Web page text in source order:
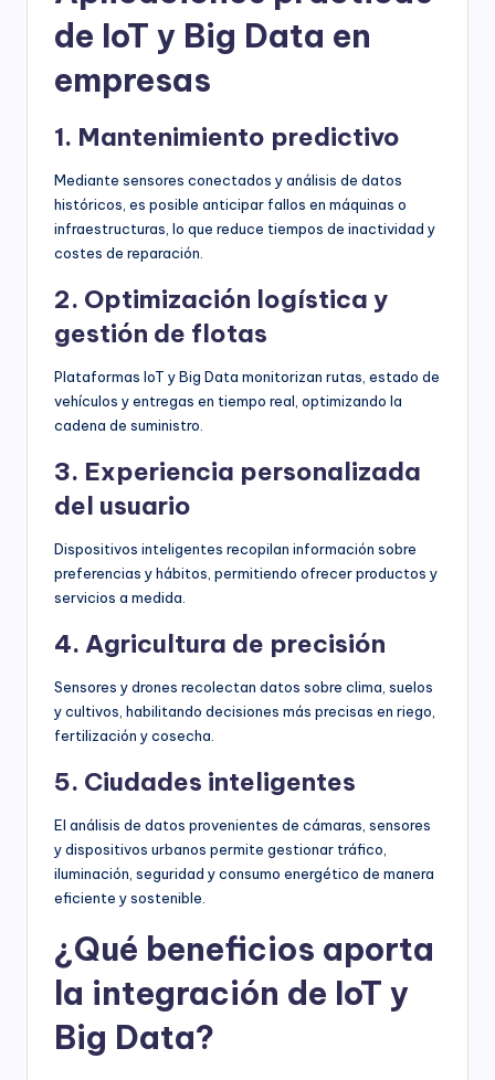
de IoT y Big Data en
empresas
1. Mantenimiento predictivo
Mediante sensores conectados y análisis de datos
históricos, es posible anticipar fallos en máquinas o
infraestructuras, lo que reduce tiempos de inactividad y
costes de reparación.
2. Optimización logística y
gestión de flotas
Plataformas IoT y Big Data monitorizan rutas, estado de
vehículos y entregas en tiempo real, optimizando la
cadena de suministro.
3. Experiencia personalizada
del usuario
Dispositivos inteligentes recopilan información sobre
preferencias y hábitos, permitiendo ofrecer productos y
servicios a medida.
4. Agricultura de precisión
Sensores y drones recolectan datos sobre clima, suelos
y cultivos, habilitando decisiones más precisas en riego,
fertilización y cosecha.
5. Ciudades inteligentes
El análisis de datos provenientes de cámaras, sensores
y dispositivos urbanos permite gestionar tráfico,
iluminación, seguridad y consumo energético de manera
eficiente y sostenible.
¿Qué beneficios aporta
la integración de IoT y
Big Data?